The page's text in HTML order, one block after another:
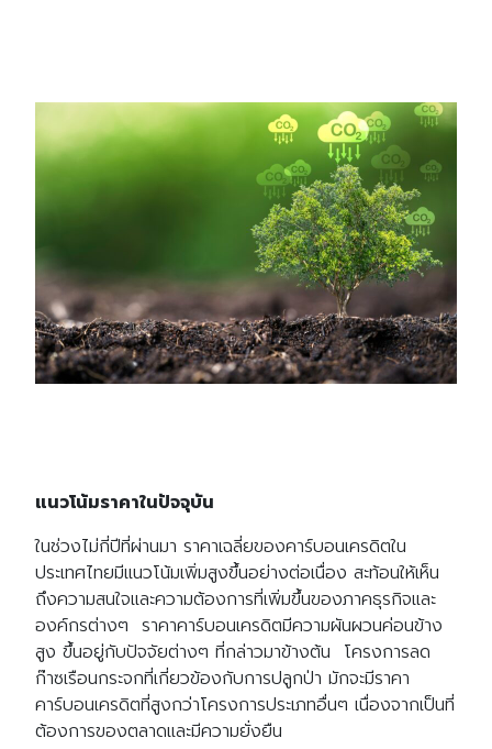
แนวโน้มราคาในปัจจุบัน
ในช่วงไม่กี่ปีที่ผ่านมา ราคาเฉลี่ยของคาร์บอนเครดิตใน
ประเทศไทยมีแนวโน้มเพิ่มสูงขึ้นอย่างต่อเนื่อง สะท้อนให้เห็น
ถึงความสนใจและความต้องการที่เพิ่มขึ้นของภาคธุรกิจและ
องค์กรต่างๆ ราคาคาร์บอนเครดิตมีความผันผวนค่อนข้าง
สูง ขึ้นอยู่กับปัจจัยต่างๆ ที่กล่าวมาข้างต้น โครงการลด
ก๊าซเรือนกระจกที่เกี่ยวข้องกับการปลูกป่า มักจะมีราคา
คาร์บอนเครดิตที่สูงกว่าโครงการประเภทอื่นๆ เนื่องจากเป็นที่
ต้องการของตลาดและมีความยั่งยืน